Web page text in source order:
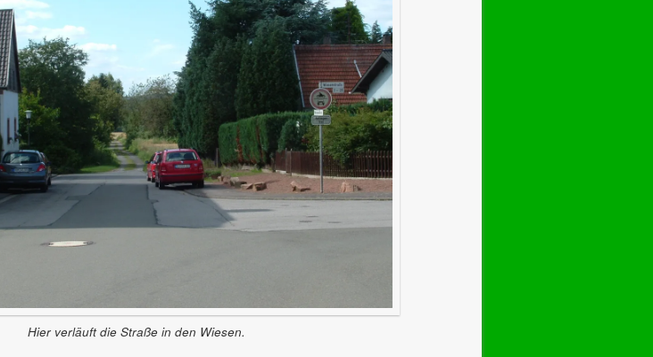
Hier verläuft die Straße in den Wiesen.